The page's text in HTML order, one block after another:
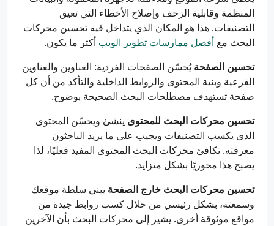
المنظمة وقابلية الزحف وإصلاح الأخطاء التي تعيق
التصنيفات. هذا هو المكان الذي يتداخل فيه تحسين محركات
البحث مع أفضل ممارسات تطوير الويب أكثر ما يكون.
تحسين الصفحةيُحسّن الصفحات الفردية: العناوين والعناوين
الفرعية وبنية المحتوى والروابط الداخلية والتأكد من أن كل
صفحة تستهدف مصطلحات البحث الصحيحة بوضوح.
تحسين محركات البحث للمحتوى ينشئ ويحسّن المحتوى
الذي يكسب التصنيفات ويجيب على ما يريد الباحثون
معرفته. تكافئ محركات البحث المحتوى المفيد فعليًا، لذا
يصبح هذا محوريًا بشكل متزايد.
تحسين محركات البحث خارج الصفحة يبني سلطة موقعك
وسمعته، بشكل رئيسي من خلال كسب روابط جيدة من
مواقع موثوقة أخرى. يشير إلى محركات البحث بأن الآخرين